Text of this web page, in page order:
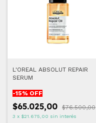
L'OREAL ABSOLUT REPAIR
SERUM
-15% OFF
$65.025,00 $76.500,00
3 x $21.675,00 sin interés